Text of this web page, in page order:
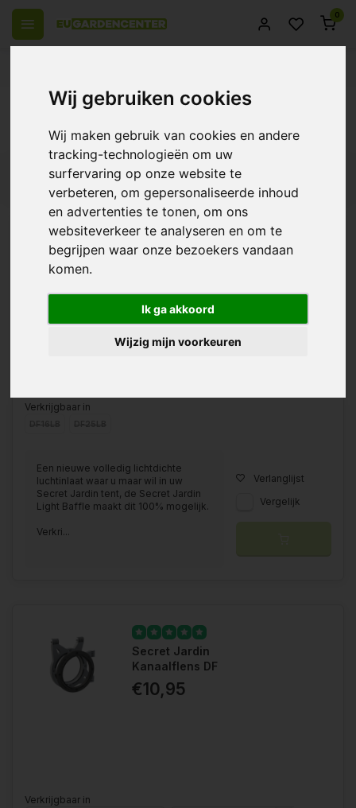
Wij gebruiken cookies
Wij maken gebruik van cookies en andere
tracking-technologieën om uw
surfervaring op onze website te
verbeteren, om gepersonaliseerde inhoud
en advertenties te tonen, om ons
websiteverkeer te analyseren en om te
begrijpen waar onze bezoekers vandaan
komen.
Ik ga akkoord
Wijzig mijn voorkeuren
0
Terug
Producten getagd met Df16
Secret Jardin DF Light
€12,95
Verkrijgbaar in
Een nieuwe volledig lichtdichte
luchtinlaat waar u maar wil in uw
Secret Jardin tent, de Secret Jardin
Light Baffle maakt dit 100% mogelijk.
Verkri...
Verlanglijst
Vergelijk
Secret Jardin
Kanaalflens DF
€10,95
Verkrijgbaar in